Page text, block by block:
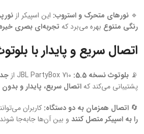
🔹 نورهای متحرک و استروب: این اسپیکر از
رنگی متنوع بهره می‌برد که تجربه‌ای بصری
اتصال سریع و پایدار با بلوتوث
📡 بلوتوث نسخه 5.5:
پشتیبانی می‌کند کهاتصال سریع، پایدار و
🔄 اتصال همزمان به دو دستگاه: کاربران
را به اسپیکر متصل کنند و بین آن‌ها جابه‌جا